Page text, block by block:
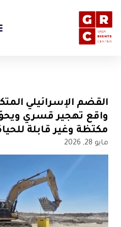
القضم الإسرائيلي
واقع تهجير قسري
مكتظة وغير قابلة
مايو 28, 2026